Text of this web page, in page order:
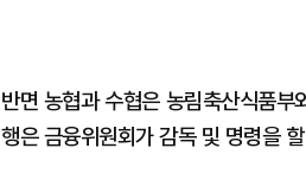
반면 농협과 수협은 농림축산식품부
행은 금융위원회가 감독 및 명령을